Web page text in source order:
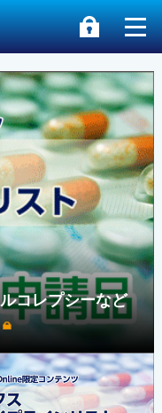
コレプシーなど